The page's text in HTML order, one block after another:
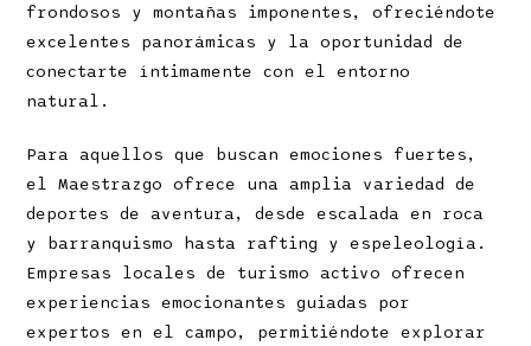
frondosos y montañas imponentes, ofreciéndote
excelentes panorámicas y la oportunidad de
conectarte íntimamente con el entorno
natural.
Para aquellos que buscan emociones fuertes,
el Maestrazgo ofrece una amplia variedad de
deportes de aventura, desde escalada en roca
y barranquismo hasta rafting y espeleología.
Empresas locales de turismo activo ofrecen
experiencias emocionantes guiadas por
expertos en el campo, permitiéndote explorar